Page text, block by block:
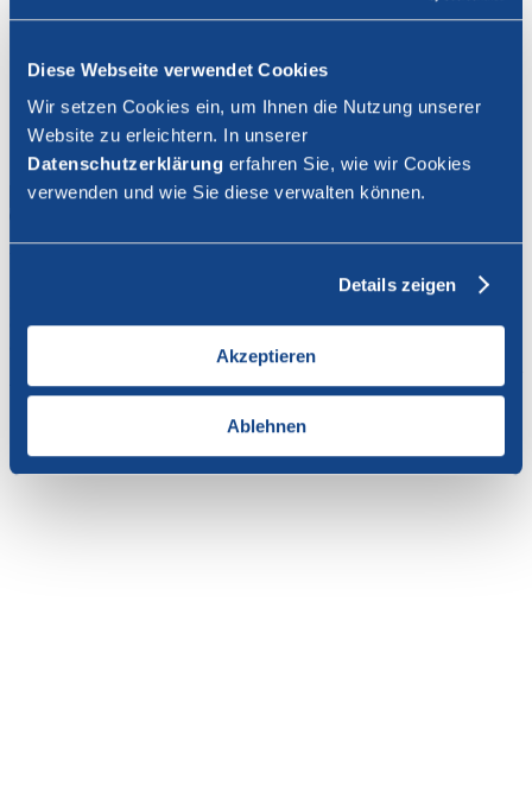
Diese Webseite verwendet Cookies
Wir setzen Cookies ein, um Ihnen die Nutzung unserer
Website zu erleichtern. In unserer
Datenschutzerklärung erfahren Sie, wie wir Cookies
verwenden und wie Sie diese verwalten können.
Details zeigen
Akzeptieren
Ablehnen
FR
Connexion
Fermer la recherche
En tant que membre de SWISSCOFEL, vous pouvez vous
connecter avec votre nom d'utilisateur et le mot de passe pour
accéder au contenu de cette page.
Si vous n'avez pas encore d'accès, vous pouvez demander par e-mail
votre login personnel ausecrétariat.